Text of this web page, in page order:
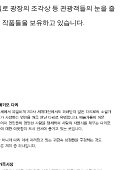
광장의 조각상 등 관광객들의 눈을 즐
품들을 보유하고 있습니다.